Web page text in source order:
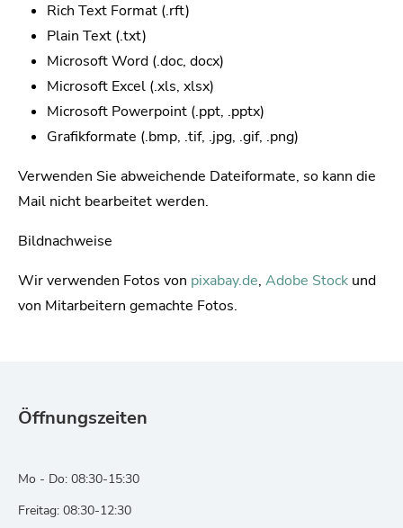
Rich Text Format (.rft)
Plain Text (.txt)
Microsoft Word (.doc, docx)
Microsoft Excel (.xls, xlsx)
Microsoft Powerpoint (.ppt, .pptx)
Grafikformate (.bmp, .tif, .jpg, .gif, .png)
Verwenden Sie abweichende Dateiformate, so kann die
Mail nicht bearbeitet werden.
Bildnachweise
Wir verwenden Fotos von pixabay.de, Adobe Stock und
von Mitarbeitern gemachte Fotos.
Öffnungszeiten
Mo - Do: 08:30-15:30
Freitag: 08:30-12:30